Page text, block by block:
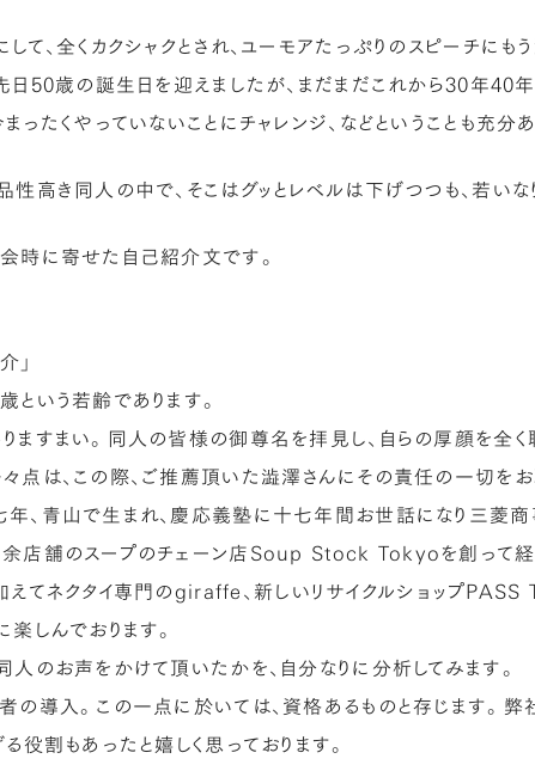
て、全くカクシャクとされ、ユーモアたっぷりのスピーチにも
日50歳の誕生日を迎えましたが、まだまだこれから30年40
まったくやっていないことにチャレンジ、などということも充分
性高き同人の中で、そこはグッとレベルは下げつつも、若いな
時に寄せた自己紹介文です。
という若齢であります。
ますまい。同人の皆様の御尊名を拝見し、自らの厚顔を全く
点は、この際、ご推薦頂いた澁澤さんにその責任の一切をお
、青山で生まれ、慶応義塾に十七年間お世話になり三菱商
余店舗のスープのチェーン店Soup Stock Tokyoを創って
えてネクタイ専門のgiraffe、新しいリサイクルショップ
楽しんでおります。
人のお声をかけて頂いたかを、自分なりに分析してみます。
の導入。この一点に於いては、資格あるものと存じます。
役割もあったと嬉しく思っております。